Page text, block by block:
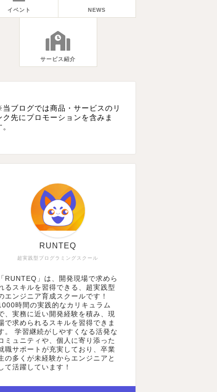
イベント NEWS
サービス紹介
ブログでは商品・サービスのリ
ク先にプロモーションを含みま
超実践型プログラミングスクール
RUNTEQ
「RUNTEQ」は、開発現場で求めら
るスキルを習得できる、超実践型
エンジニア育成スクールです！
時間の実践的なカリキュラム
、実務に近い開発経験を積み、現
で求められるスキルを習得できま
。 学習継続がしやすくなる活発な
ミュニティや、個人に寄り添った
職サポートが充実しており、卒業
の多くが未経験からエンジニアと
て活躍しています！